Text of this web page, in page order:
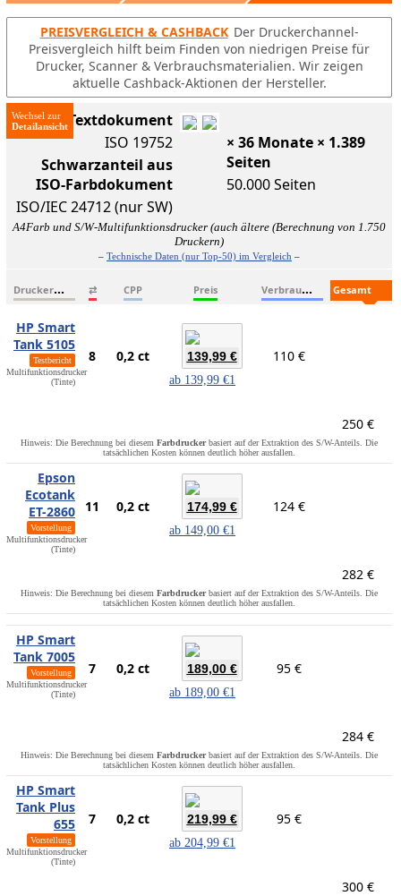
PREISVERGLEICH & CASHBACK Der Druckerchannel-
Preisvergleich hilft beim Finden von niedrigen Preise für
Drucker, Scanner & Verbrauchsmaterialien. Wir zeigen
aktuelle Cashback-Aktionen der Hersteller.
Wechsel zurISO-Textdokument
ISO 19752
Schwarzanteil aus
ISO-Farbdokument
ISO/IEC 24712 (nur SW)
× 36 Monate × 1.389
Seiten
50.000 Seiten
A4Farb und S/W-Multifunktionsdrucker (auch ältere (Berechnung von 1.750
Druckern)
– Technische Daten (nur Top-50) im Vergleich –
D
ruckername ⇄ CPP Preis V
erbrauchsmaterialien
HP Smart
Tank 5105
Testbericht
Multifunktionsdrucker
(Tinte)
8 0,2 ct 139,99 €
ab 139,99 €1
110 €
250 €
Hinweis: Die Berechnung bei diesem Farbdruckerbasiert auf der Extraktion des S/W-Anteils. Die
tatsächlichen Kosten können deutlich höher ausfallen.
Epson
Ecotank
ET-2860
Vorstellung
Multifunktionsdrucker
(Tinte)
11 0,2 ct 174,99 €
ab 149,00 €1
124 €
282 €
Hinweis: Die Berechnung bei diesem Farbdruckerbasiert auf der Extraktion des S/W-Anteils. Die
tatsächlichen Kosten können deutlich höher ausfallen.
HP Smart
Tank 7005
Vorstellung
Multifunktionsdrucker
(Tinte)
7 0,2 ct 189,00 €
ab 189,00 €1
95 €
284 €
Hinweis: Die Berechnung bei diesem Farbdruckerbasiert auf der Extraktion des S/W-Anteils. Die
tatsächlichen Kosten können deutlich höher ausfallen.
HP Smart
Tank Plus
655
Vorstellung
Multifunktionsdrucker
(Tinte)
7 0,2 ct 219,99 €
ab 204,99 €1
95 €
300 €